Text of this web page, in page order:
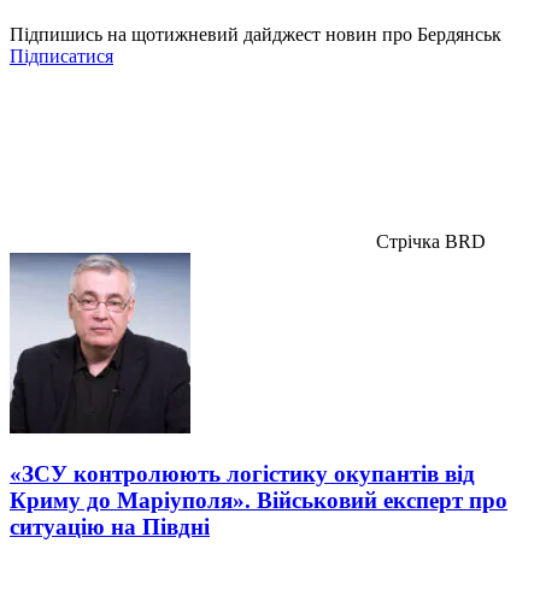
Підпишись на щотижневий дайджест новин про Бердянськ
Підписатися
Стрічка BRD
«ЗСУ контролюють логістику окупантів від
Криму до Маріуполя». Військовий експерт про
ситуацію на Півдні